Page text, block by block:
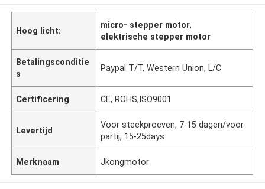
Hoog licht:
micro- stepper motor,
elektrische stepper motor
Betalingsconditie
s
Paypal T/T, Western Union, L/C
Certificering CE, ROHS,ISO9001
Levertijd
Voor steekproeven, 7-15 dagen/voor
partij, 15-25days
Merknaam Jkongmotor